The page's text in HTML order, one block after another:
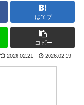
はてブ
コピー
2026.02.21 2026.02.19